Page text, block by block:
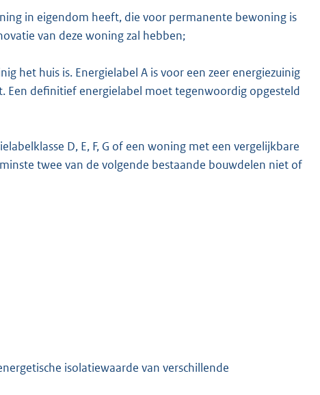
in eigendom heeft, die voor permanente bewoning is
van deze woning zal hebben;
het huis is. Energielabel A is voor een zeer energiezuinig
Een definitief energielabel moet tegenwoordig opgesteld
D, E, F, G of een woning met een vergelijkbare
twee van de volgende bestaande bouwdelen niet of
isolatiewaarde van verschillende